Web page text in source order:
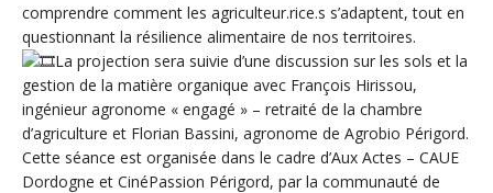
comprendre comment les agriculteur.rice.s s’adaptent, tout en
questionnant la résilience alimentaire de nos territoires.
La projection sera suivie d’une discussion sur les sols et la
gestion de la matière organique avec François Hirissou,
ingénieur agronome « engagé » – retraité de la chambre
d’agriculture et Florian Bassini, agronome de Agrobio Périgord.
Cette séance est organisée dans le cadre d’Aux Actes – CAUE
Dordogne et CinéPassion Périgord, par la communauté de